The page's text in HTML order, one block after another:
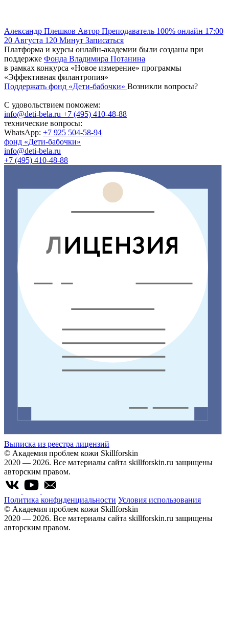
Александр Плешков Автор Преподаватель 100% онлайн 17:00
20 Августа 120 Минут Записаться
Платформа и курсы онлайн-академии были созданы при
поддержке Фонда Владимира Потанина
в рамках конкурса «Новое измерение» программы
«Эффективная филантропия»
Поддержать фонд «Дети-бабочки» Возникли вопросы?
С удовольствием поможем:
info@deti-bela.ru +7 (495) 410-48-88
технические вопросы:
WhatsApp: +7 925 504-58-94
фонд «Дети-бабочки»
info@deti-bela.ru
+7 (495) 410-48-88
Выписка из реестра лицензий
© Академия проблем кожи Skillforskin
2020 — 2026. Все материалы сайта skillforskin.ru защищены
авторским правом.
Политика конфиденциальности Условия использования
© Академия проблем кожи Skillforskin
2020 — 2026. Все материалы сайта skillforskin.ru защищены
авторским правом.